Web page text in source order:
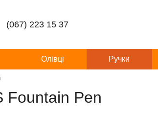
(067) 223 15 37
Олівці Ручки
Fountain Pen